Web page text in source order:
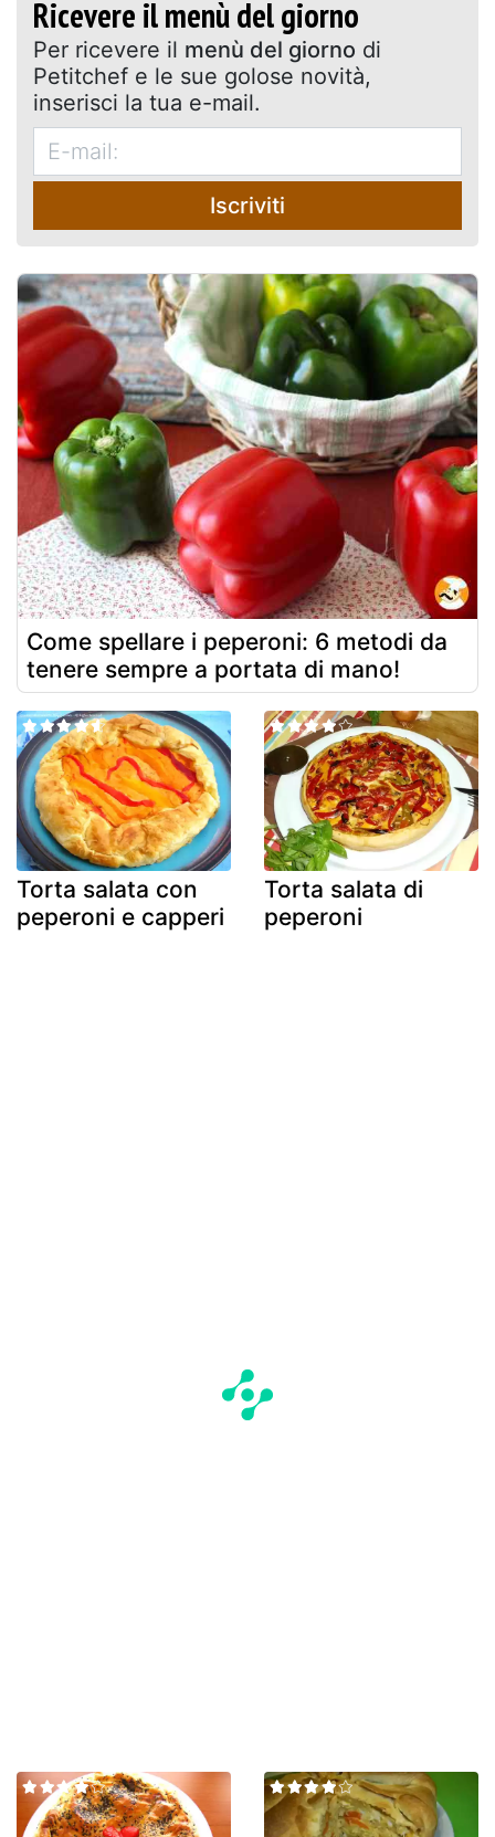
Ricevere il menù del giorno
Per ricevere il menù del giorno di
Petitchef e le sue golose novità,
inserisci la tua e-mail.
Iscriviti
Come spellare i peperoni: 6 metodi da
tenere sempre a portata di mano!
Torta salata con
peperoni e capperi
Torta salata di
peperoni